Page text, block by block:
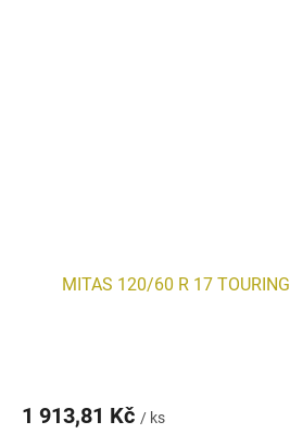
MITAS 120/60 R 17
1 913,81 Kč / ks